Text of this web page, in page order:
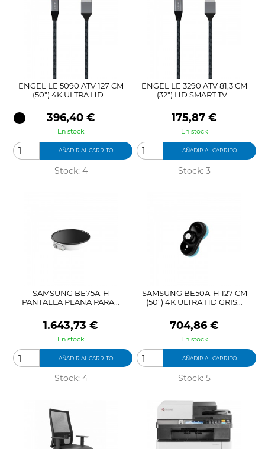
ENGEL LE 5090 ATV 127 CM
(50") 4K ULTRA HD...
Precio
396,40 €
En stock
AÑADIR AL CARRITO
Stock: 4
ENGEL LE 3290 ATV 81,3 CM
(32") HD SMART TV...
Precio
175,87 €
En stock
AÑADIR AL CARRITO
Stock: 3
SAMSUNG BE75A-H
PANTALLA PLANA PARA...
Precio
1.643,73 €
En stock
AÑADIR AL CARRITO
Stock: 4
SAMSUNG BE50A-H 127 CM
(50") 4K ULTRA HD GRIS...
Precio
704,86 €
En stock
AÑADIR AL CARRITO
Stock: 5